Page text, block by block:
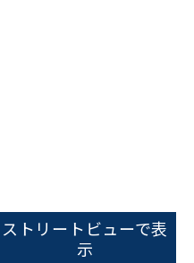
だくと
内できます
ストリートビューで表
示